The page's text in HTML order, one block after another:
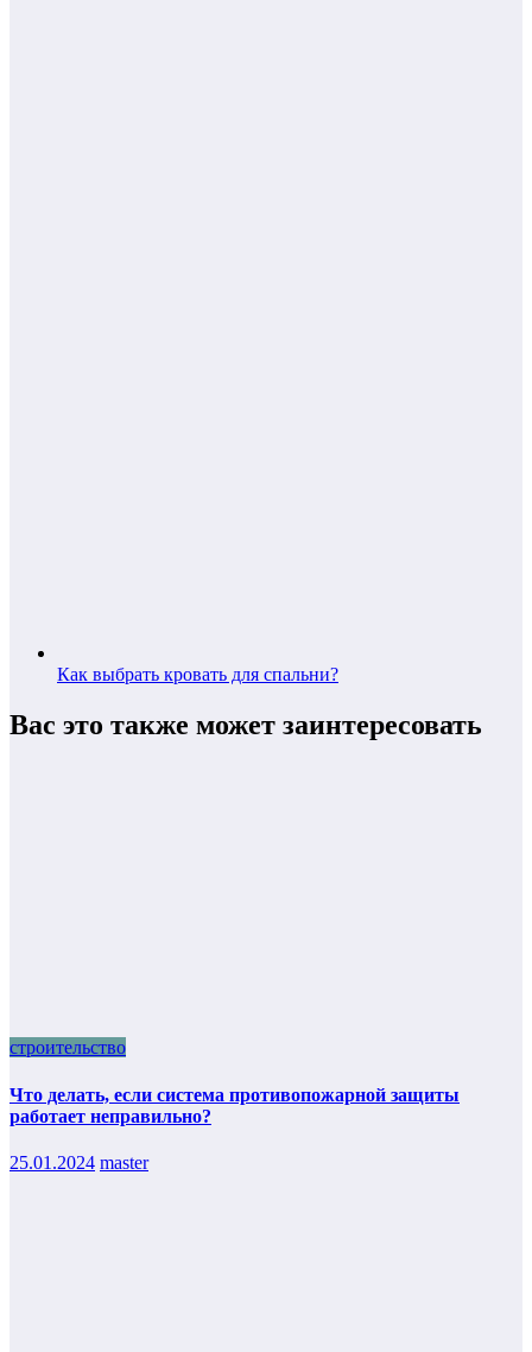
Как выбрать кровать для спальни?
Вас это также может заинтересовать
строительство
Что делать, если система противопожарной защиты
работает неправильно?
25.01.2024 master